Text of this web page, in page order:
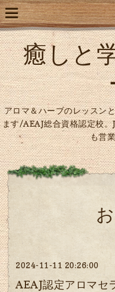
癒しと
アロマ＆ハーブのレッスン
ます/AEAJ総合資格認定校
も営
2024-11-11 20:26:00
AEAJ認定アロマセ